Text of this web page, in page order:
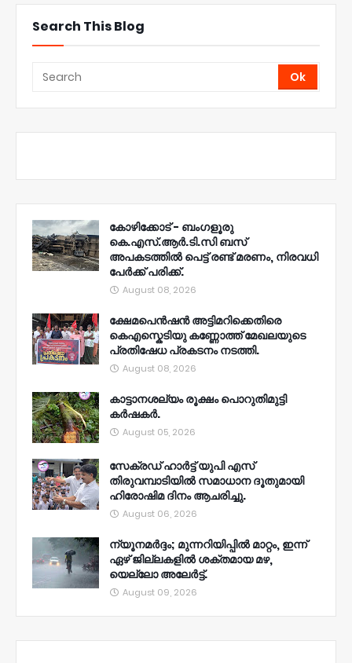
Search This Blog
കോഴിക്കോട് - ബംഗളൂരു
കെ.എസ്.ആർ.ടി.സി ബസ്
അപകടത്തിൽ പെട്ട് രണ്ട് മരണം, നിരവധി
പേർക്ക് പരിക്ക്.
August 08, 2026
ക്ഷേമപെൻഷൻ അട്ടിമറിക്കെതിരെ
കെഎസ്കെടിയു കണ്ണോത്ത് മേഖലയുടെ
പ്രതിഷേധ പ്രകടനം നടത്തി.
August 08, 2026
കാട്ടാനശല്യം രൂക്ഷം പൊറുതിമുട്ടി
കർഷകർ.
August 05, 2026
സേക്രഡ് ഹാർട്ട് യുപി എസ്
തിരുവമ്പാടിയിൽ സമാധാന ദൂതുമായി
ഹിരോഷിമ ദിനം ആചരിച്ചു.
August 06, 2026
ന്യൂനമര്‍ദ്ദം; മുന്നറിയിപ്പില്‍ മാറ്റം, ഇന്ന്
ഏഴ് ജില്ലകളില്‍ ശക്തമായ മഴ,
യെല്ലോ അലേര്‍ട്ട്.
August 09, 2026